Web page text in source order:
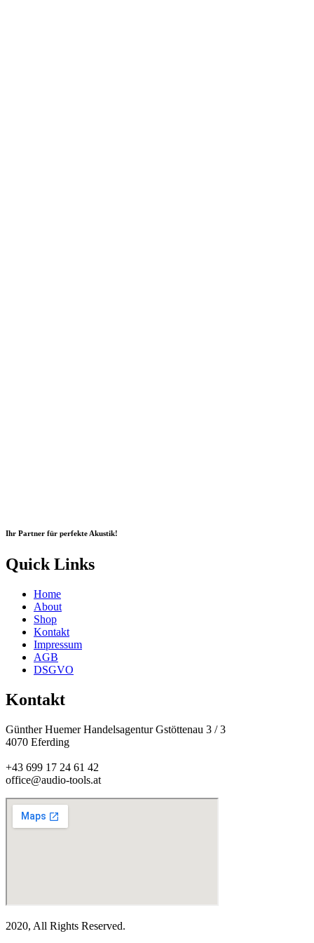
Ihr Partner für perfekte Akustik!
Quick Links
Home
About
Shop
Kontakt
Impressum
AGB
DSGVO
Kontakt
Günther Huemer Handelsagentur Gstöttenau 3 / 3
4070 Eferding
+43 699 17 24 61 42
office@audio-tools.at
2020, All Rights Reserved.